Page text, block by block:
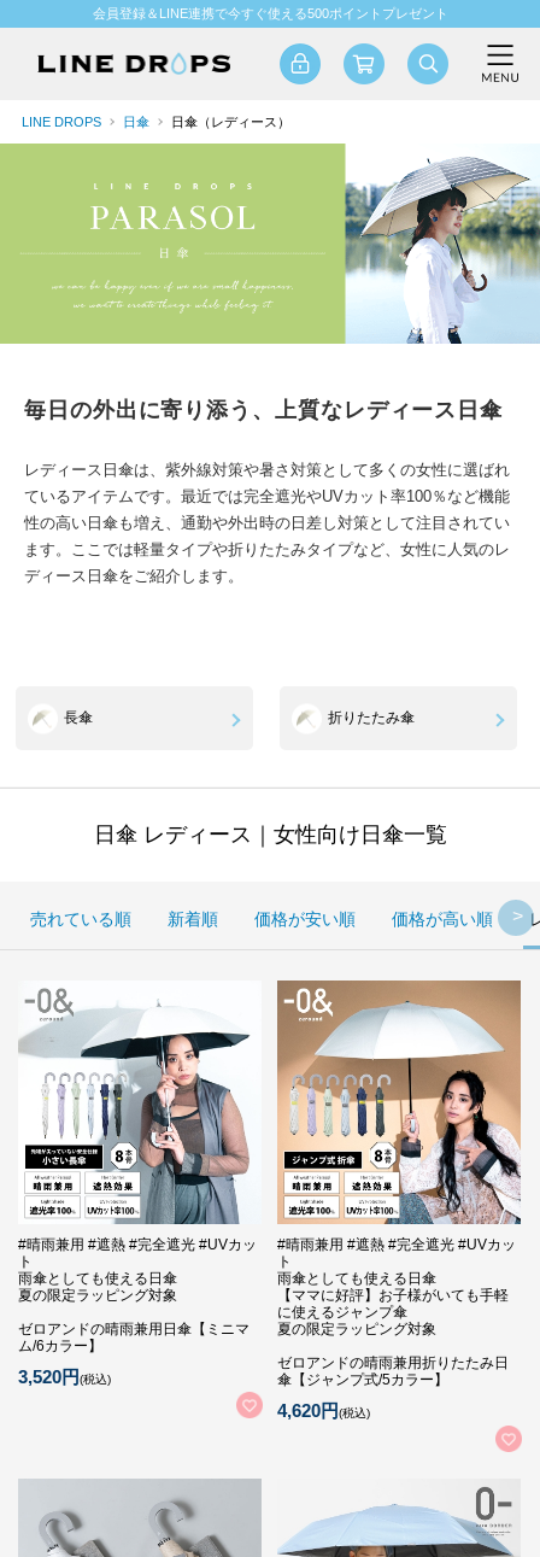
会員登録＆LINE連携で今すぐ使える500ポイントプレゼント
LINE DROPS 日傘 日傘（レディース）
毎日の外出に寄り添う、上質なレディース日傘
レディース日傘は、紫外線対策や暑さ対策として多くの女性に選ばれ
ているアイテムです。最近では完全遮光やUVカット率100％など機能
性の高い日傘も増え、通勤や外出時の日差し対策として注目されてい
ます。ここでは軽量タイプや折りたたみタイプなど、女性に人気のレ
ディース日傘をご紹介します。
長傘 折りたたみ傘
日傘 レディース｜女性向け日傘一覧
売れている順 新着順 価格が安い順 価格が高い順
#晴雨兼用 #遮熱 #完全遮光 #UVカッ
ト
雨傘としても使える日傘
夏の限定ラッピング対象
ゼロアンドの晴雨兼用日傘【ミニマ
ム/6カラー】
3,520円(税込)
#晴雨兼用 #遮熱 #完全遮光 #UVカッ
ト
雨傘としても使える日傘
【ママに好評】お子様がいても手軽
に使えるジャンプ傘
夏の限定ラッピング対象
ゼロアンドの晴雨兼用折りたたみ日
傘【ジャンプ式/5カラー】
4,620円(税込)